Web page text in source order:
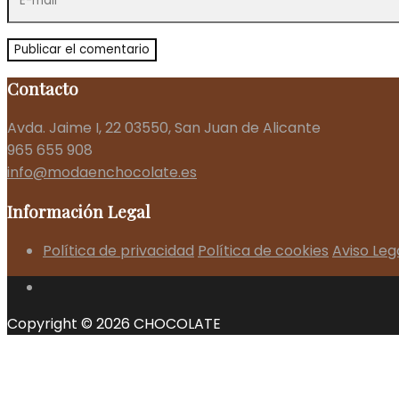
Contacto
Avda. Jaime I, 22 03550, San Juan de Alicante
965 655 908
info@modaenchocolate.es
Información Legal
Política de privacidad Política de cookies Aviso
Copyright © 2026 CHOCOLATE